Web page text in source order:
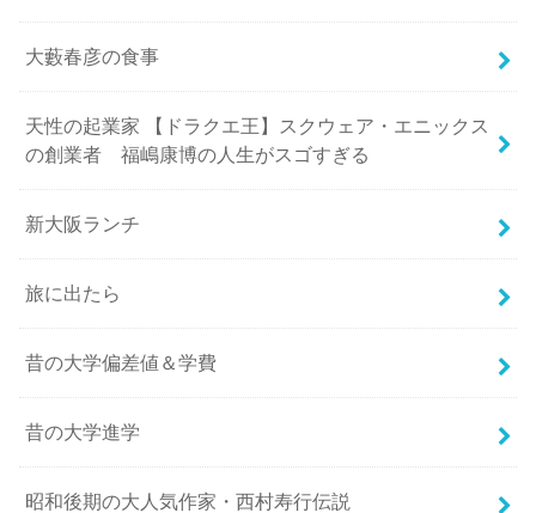
大藪春彦の食事
天性の起業家 【ドラクエ王】スクウェア・エニックス
の創業者 福嶋康博の人生がスゴすぎる
新大阪ランチ
旅に出たら
昔の大学偏差値＆学費
昔の大学進学
昭和後期の大人気作家・西村寿行伝説